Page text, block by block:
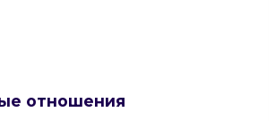
отношения